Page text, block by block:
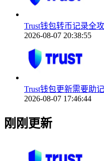
Trust钱包转币记录全
2026-08-07 20:38:55
Trust钱包更新需要助
2026-08-07 17:46:44
刚刚更新